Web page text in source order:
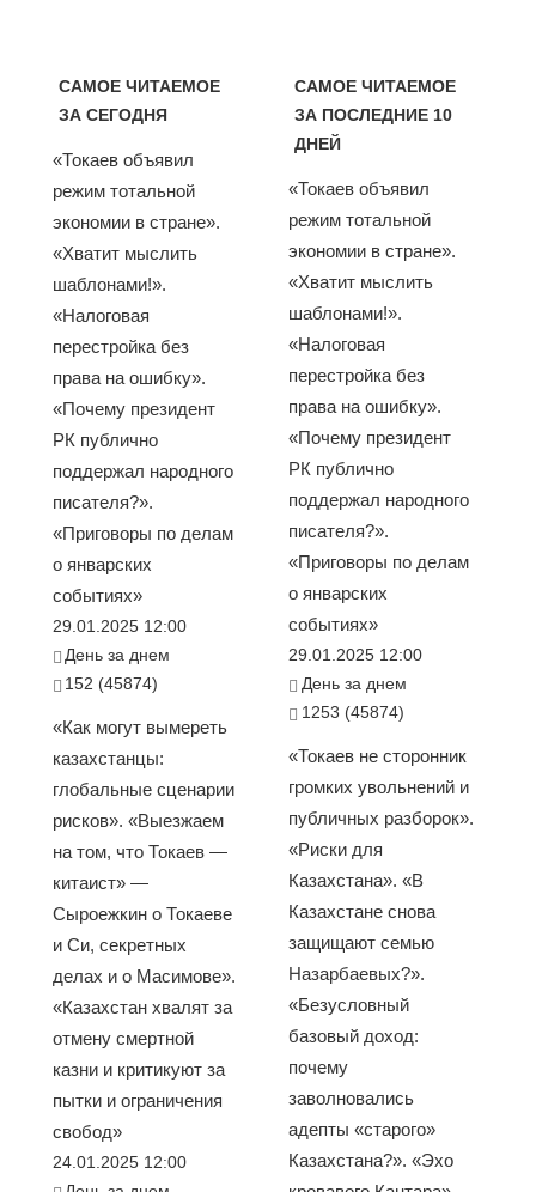
САМОЕ ЧИТАЕМОЕ
ЗА СЕГОДНЯ
«Токаев объявил
режим тотальной
экономии в стране».
«Хватит мыслить
шаблонами!».
«Налоговая
перестройка без
права на ошибку».
«Почему президент
РК публично
поддержал народного
писателя?».
«Приговоры по делам
о январских
событиях»
29.01.2025 12:00
День за днем
152 (45874)
«Как могут вымереть
казахстанцы:
глобальные сценарии
рисков». «Выезжаем
на том, что Токаев —
китаист» —
Сыроежкин о Токаеве
и Си, секретных
делах и о Масимове».
«Казахстан хвалят за
отмену смертной
казни и критикуют за
пытки и ограничения
свобод»
24.01.2025 12:00
САМОЕ ЧИТАЕМОЕ
ЗА ПОСЛЕДНИЕ 10
ДНЕЙ
«Токаев объявил
режим тотальной
экономии в стране».
«Хватит мыслить
шаблонами!».
«Налоговая
перестройка без
права на ошибку».
«Почему президент
РК публично
поддержал народного
писателя?».
«Приговоры по делам
о январских
событиях»
29.01.2025 12:00
День за днем
1253 (45874)
«Токаев не сторонник
громких увольнений и
публичных разборок».
«Риски для
Казахстана». «В
Казахстане снова
защищают семью
Назарбаевых?».
«Безусловный
базовый доход:
почему
заволновались
адепты «старого»
Казахстана?». «Эхо